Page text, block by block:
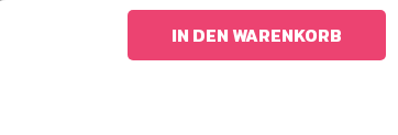
IN DEN WARENKORB